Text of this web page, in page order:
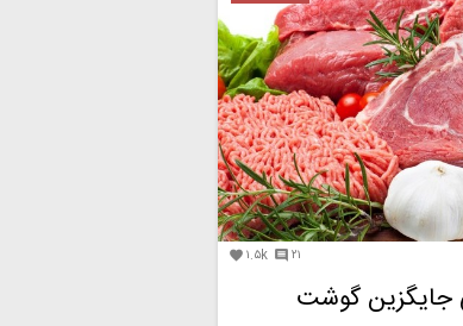
جایگزین گوشت
۱.۵k  ۲۱ 